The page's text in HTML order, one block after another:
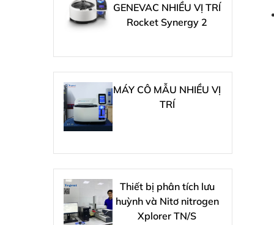
GENEVAC NHIỀU VỊ TRÍ
Rocket Synergy 2
MÁY CÔ MẪU NHIỀU VỊ
TRÍ
Thiết bị phân tích lưu
huỳnh và Nitơ nitrogen
Xplorer TN/S